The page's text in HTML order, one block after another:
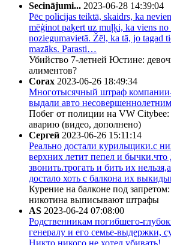
Secinājumi... 2023-06-28 14:39:04
Pēc policijas teiktā, skaidrs, ka
mēģinot paķert uz muļķi, ka viens
noziegumavietā. Žēl, ka tā, jo tagad
mazāks. Parasti…
Убийство 7-летней Юстине:
алиментов?
Corax 2023-06-26 18:49:34
Многотысячный штраф компании-
выдали авто
Побег от полиции на VW Citybee:
аварию (видео, дополнено)
Сергей 2023-06-26 15:11:14
Реально достали курильщики.с
верхних летит пепел и бычки.что
звонить.трогать и бить их
достало хоть с балкона их
Курение на балконе под
никотина выписывают штрафы
AS 2023-06-24 07:08:00
Родственникам погибшего-
генералу и его семье-выдержки,
Никто никого не хотел убивать!